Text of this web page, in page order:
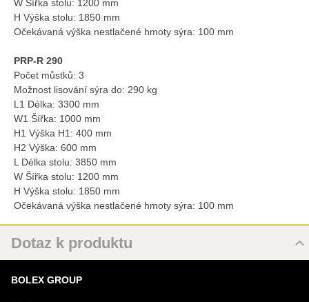
W Šířka stolu: 1200 mm
H Výška stolu: 1850 mm
Očekávaná výška nestlačené hmoty sýra: 100 mm
PRP-R 290
Počet můstků: 3
Možnost lisování sýra do: 290 kg
L1 Délka: 3300 mm
W1 Šířka: 1000 mm
H1 Výška H1: 400 mm
H2 Výška: 600 mm
L Délka stolu: 3850 mm
W Šířka stolu: 1200 mm
H Výška stolu: 1850 mm
Očekávaná výška nestlačené hmoty sýra: 100 mm
Dotaz k produktu
URL
BOLEX GROUP